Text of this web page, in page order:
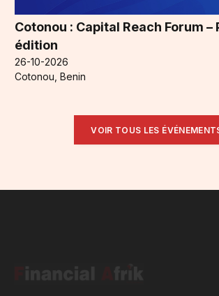
Cotonou : Capital Reach Forum –
édition
26-10-2026
Cotonou, Benin
VOIR TOUS LES